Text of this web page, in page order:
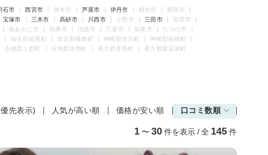
石市 西宮市 洲本市 芦屋市 伊丹市 相生市
豊岡市
宝塚市 三木市 高砂市 川西市 小野市 三田市
加西市
南あわじ市 朝来市 淡路市 宍粟市 加東市
たつの市
加古郡稲美町 加古郡播磨町 神崎郡市川町
神崎郡福崎町
赤穂郡上郡町 佐用郡佐用町 美方郡香美町 美方郡新温泉町
先表示) 人気が高い順 価格が安い順 口コミ数順
1 〜 30 件を表示 / 全 145 件